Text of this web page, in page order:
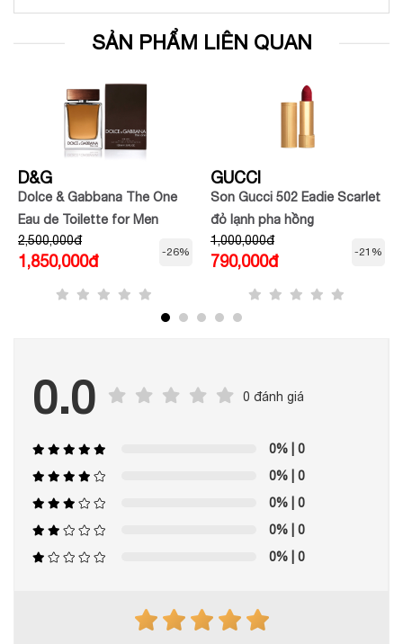
SẢN PHẨM LIÊN QUAN
D&G
Dolce & Gabbana The One
Eau de Toilette for Men
2,500,000đ
1,850,000đ
-26%
GUCCI
Son Gucci 502 Eadie Scarlet
đỏ lạnh pha hồng
1,000,000đ
790,000đ
-21%
0.0 0 đánh giá
0% | 0
0% | 0
0% | 0
0% | 0
0% | 0